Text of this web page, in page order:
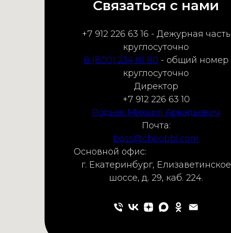
Связаться с нами
+7 912 226 63 16 - Дежурная часть
круглосуточно
8 (800) 234 81 80 - общий номер
круглосуточно
Директор
+7 912 226 63 10
Родьев Михаил Аркадьевич
Почта:
boss@choobbl.com
Основной офис:
г. Екатеринбург, Елизаветинское
шоссе, д. 29, каб. 224.